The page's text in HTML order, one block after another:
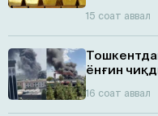
15 соат аввал
ёнғин
16 соат аввал